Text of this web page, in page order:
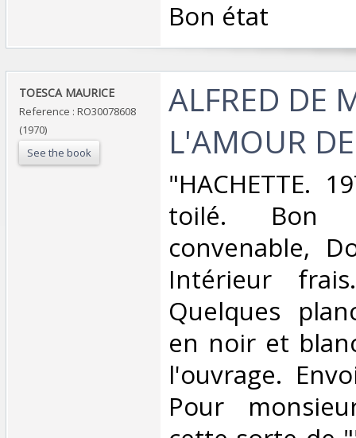
‎Bon état‎
‎TOESCA MAURICE‎
Reference : RO30078608
(1970)
See the book
‎ALFRED DE
L'AMOUR
‎"HACHETTE.
toilé. Bon
convenable,
Intérieur
Quelques
en noir et
l'ouvrage.
Pour